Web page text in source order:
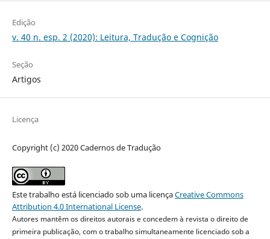
Edição
v. 40 n. esp. 2 (2020): Leitura, Tradução e Cognição
Seção
Artigos
Licença
Copyright (c) 2020 Cadernos de Tradução
Este trabalho está licenciado sob uma licençaCreative Commons
Attribution 4.0 International License.
Autores mantêm os direitos autorais e concedem à revista o direito de
primeira publicação, com o trabalho simultaneamente licenciado sob a